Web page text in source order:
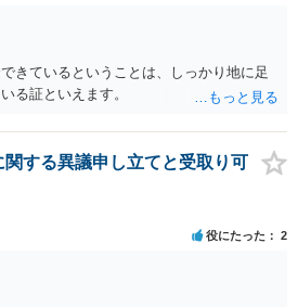
きているということは、しっかり地に足
る証といえます。
する異議申し立てと受取り可
役にたった 2